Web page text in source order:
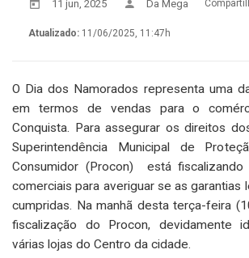
11 jun, 2025 Da Mega
Atualizado: 11/06/2025, 11:47h
O Dia dos Namorados representa uma
em termos de vendas para o
Conquista. Para assegurar os direitos
Superintendência Municipal de
Consumidor (Procon) está fiscalizando
comerciais para averiguar se as garantias
cumpridas. Na manhã desta terça-feira
fiscalização do Procon, devidamente
várias lojas do Centro da cidade.